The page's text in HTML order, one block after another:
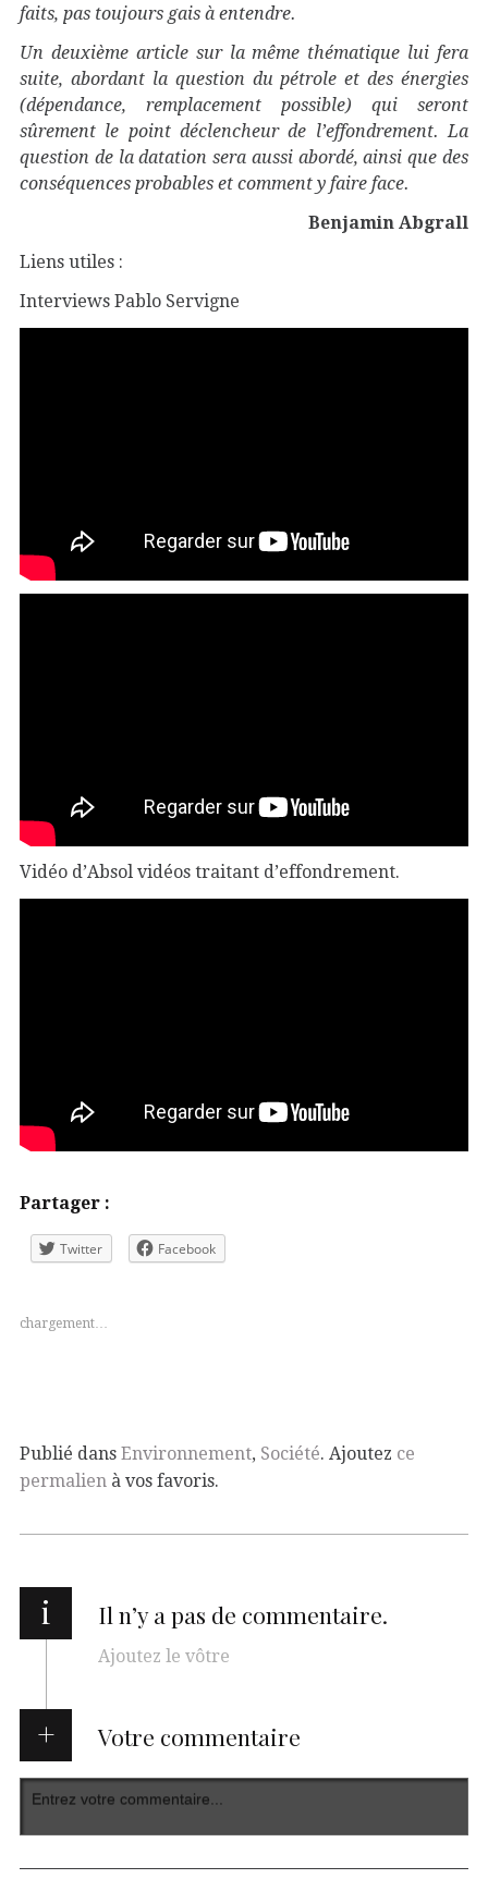
faits, pas toujours gais à entendre.
Un deuxième article sur la même thématique lui fera
suite, abordant la question du pétrole et des énergies
(dépendance, remplacement possible) qui seront
sûrement le point déclencheur de l’effondrement. La
question de la datation sera aussi abordé, ainsi que des
conséquences probables et comment y faire face.
Benjamin Abgrall
Liens utiles :
Interviews Pablo Servigne
Vidéo d’Absol vidéos traitant d’effondrement.
Partager :
Twitter Facebook
chargement…
Publié dans Environnement, Société. Ajoutez ce
permalien à vos favoris.
i Il n’y a pas de commentaire.
Ajoutez le vôtre
Votre commentaire